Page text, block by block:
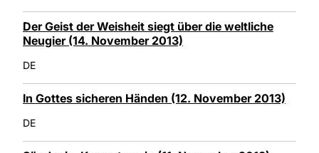
Der Geist der Weisheit siegt über die weltliche
Neugier (14. November 2013)
DE
In Gottes sicheren Händen (12. November 2013)
DE